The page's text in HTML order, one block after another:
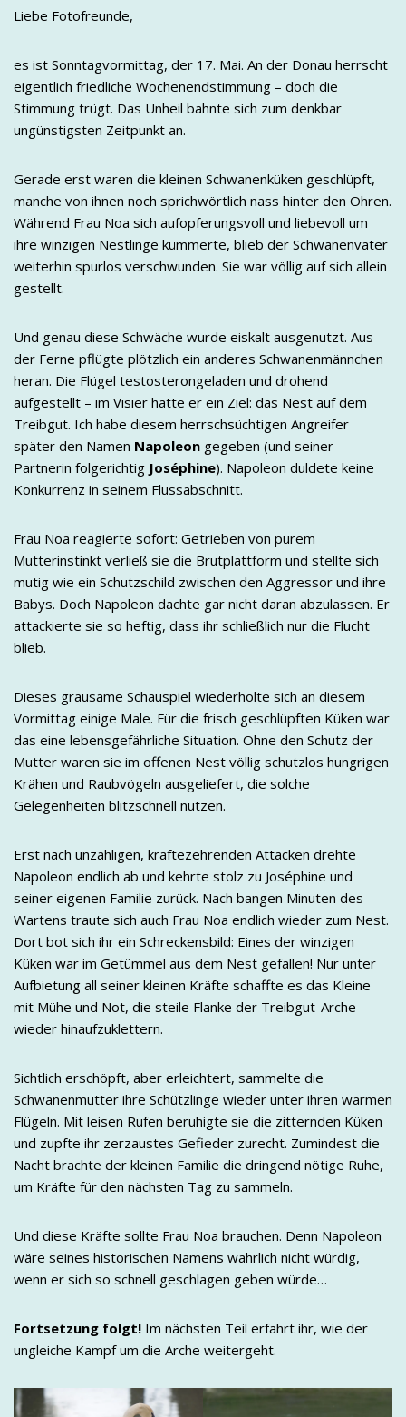
Liebe Fotofreunde,
es ist Sonntagvormittag, der 17. Mai. An der Donau herrscht
eigentlich friedliche Wochenendstimmung – doch die
Stimmung trügt. Das Unheil bahnte sich zum denkbar
ungünstigsten Zeitpunkt an.
Gerade erst waren die kleinen Schwanenküken geschlüpft,
manche von ihnen noch sprichwörtlich nass hinter den Ohren.
Während Frau Noa sich aufopferungsvoll und liebevoll um
ihre winzigen Nestlinge kümmerte, blieb der Schwanenvater
weiterhin spurlos verschwunden. Sie war völlig auf sich allein
gestellt.
Und genau diese Schwäche wurde eiskalt ausgenutzt. Aus
der Ferne pflügte plötzlich ein anderes Schwanenmännchen
heran. Die Flügel testosterongeladen und drohend
aufgestellt – im Visier hatte er ein Ziel: das Nest auf dem
Treibgut. Ich habe diesem herrschsüchtigen Angreifer
später den Namen Napoleon gegeben (und seiner
Partnerin folgerichtig Joséphine). Napoleon duldete keine
Konkurrenz in seinem Flussabschnitt.
Frau Noa reagierte sofort: Getrieben von purem
Mutterinstinkt verließ sie die Brutplattform und stellte sich
mutig wie ein Schutzschild zwischen den Aggressor und ihre
Babys. Doch Napoleon dachte gar nicht daran abzulassen. Er
attackierte sie so heftig, dass ihr schließlich nur die Flucht
blieb.
Dieses grausame Schauspiel wiederholte sich an diesem
Vormittag einige Male. Für die frisch geschlüpften Küken war
das eine lebensgefährliche Situation. Ohne den Schutz der
Mutter waren sie im offenen Nest völlig schutzlos hungrigen
Krähen und Raubvögeln ausgeliefert, die solche
Gelegenheiten blitzschnell nutzen.
Erst nach unzähligen, kräftezehrenden Attacken drehte
Napoleon endlich ab und kehrte stolz zu Joséphine und
seiner eigenen Familie zurück. Nach bangen Minuten des
Wartens traute sich auch Frau Noa endlich wieder zum Nest.
Dort bot sich ihr ein Schreckensbild: Eines der winzigen
Küken war im Getümmel aus dem Nest gefallen! Nur unter
Aufbietung all seiner kleinen Kräfte schaffte es das Kleine
mit Mühe und Not, die steile Flanke der Treibgut-Arche
wieder hinaufzuklettern.
Sichtlich erschöpft, aber erleichtert, sammelte die
Schwanenmutter ihre Schützlinge wieder unter ihren warmen
Flügeln. Mit leisen Rufen beruhigte sie die zitternden Küken
und zupfte ihr zerzaustes Gefieder zurecht. Zumindest die
Nacht brachte der kleinen Familie die dringend nötige Ruhe,
um Kräfte für den nächsten Tag zu sammeln.
Und diese Kräfte sollte Frau Noa brauchen. Denn Napoleon
wäre seines historischen Namens wahrlich nicht würdig,
wenn er sich so schnell geschlagen geben würde…
Fortsetzung folgt! Im nächsten Teil erfahrt ihr, wie der
ungleiche Kampf um die Arche weitergeht.